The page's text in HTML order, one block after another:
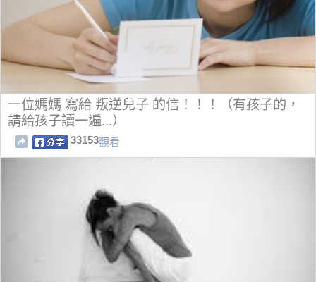
一位媽媽 寫給 叛逆兒子 的信！！！（有孩子的，
請給孩子讀一遍...）
33153觀看